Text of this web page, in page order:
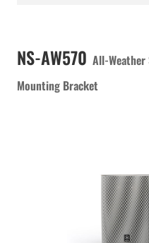
NS-AW570 All-
Mounting Bracket